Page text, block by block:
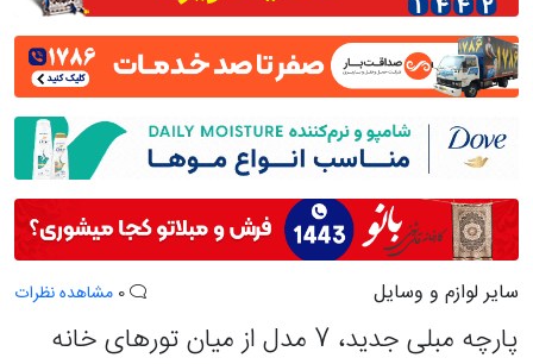
سایر لوازم و وسایل مشاهده نظرات
پارچه مبلی جدید، 7 مدل از میان تورهای خانه